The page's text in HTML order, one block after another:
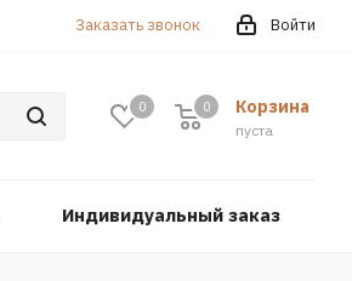
Войти
Заказать звонок
0 Корзина
0
пуста
0
Индивидуальный заказ